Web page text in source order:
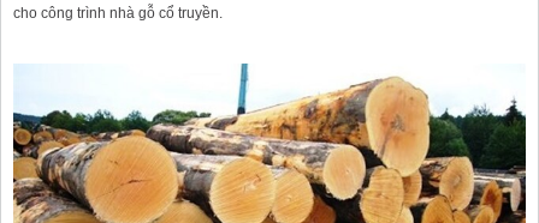
cho công trình nhà gỗ cổ truyền.